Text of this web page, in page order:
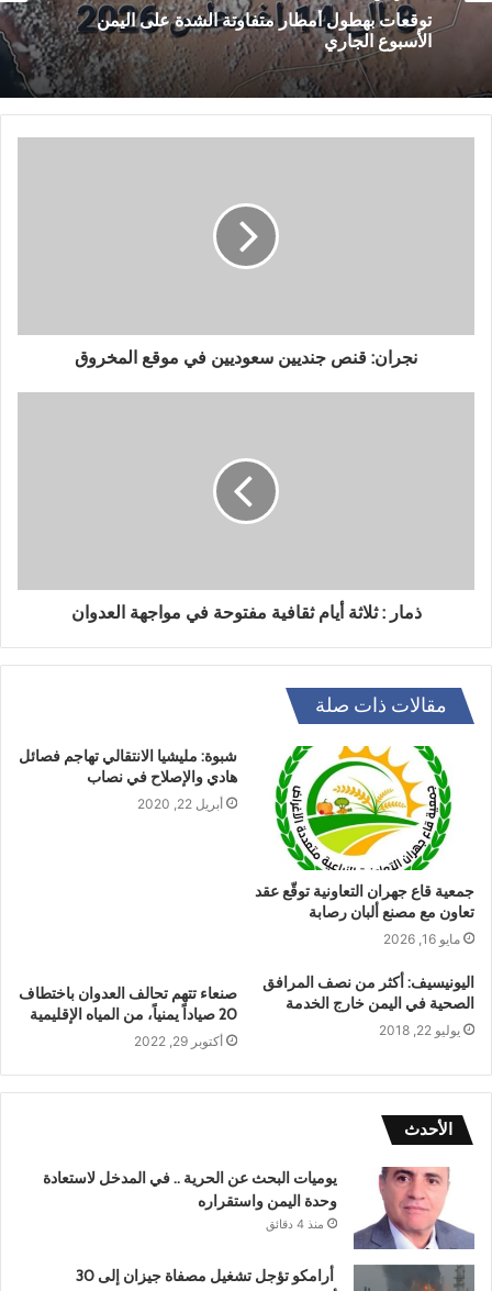
توقعات بهطول أمطار متفاوتة الشدة على اليمن
الأسبوع الجاري
نجران: قنص جنديين سعوديين في موقع المخروق
ذمار : ثلاثة أيام ثقافية مفتوحة في مواجهة العدوان
مقالات ذات صلة
جمعية قاع جهران التعاونية توقّع عقد
تعاون مع مصنع ألبان رصابة
مايو 16, 2026
شبوة: مليشيا الانتقالي تهاجم فصائل
هادي والإصلاح في نصاب
أبريل 22, 2020
اليونيسيف: أكثر من نصف المرافق
الصحية في اليمن خارج الخدمة
يوليو 22, 2018
صنعاء تتهم تحالف العدوان باختطاف
20 صياداً يمنياً، من المياه الإقليمية
أكتوبر 29, 2022
الأحدث
يوميات البحث عن الحرية .. في المدخل لاستعادة
وحدة اليمن واستقراره
منذ 4 دقائق
أرامكو تؤجل تشغيل مصفاة جيزان إلى 30